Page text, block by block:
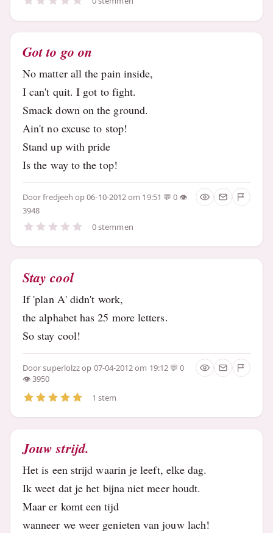
Got to go on
No matter all the pain inside,
I can't quit. I got to fight.
Smack down on the ground.
Ain't no excuse to stop!
Stand up with pride
Is the way to the top!
Doorfredjeeh op 06-10-2012 om 19:51
0
3948
0 stemmen
Stay cool
If 'plan A' didn't work,
the alphabet has 25 more letters.
So stay cool!
Doorsuperlolzzop 07-04-2012 om 19:12
0
3950
1 stem
Jouw strijd.
Het is een strijd waarin je leeft, elke dag.
Ik weet dat je het bijna niet meer houdt.
Maar er komt een tijd
wanneer we weer genieten van jouw lach!